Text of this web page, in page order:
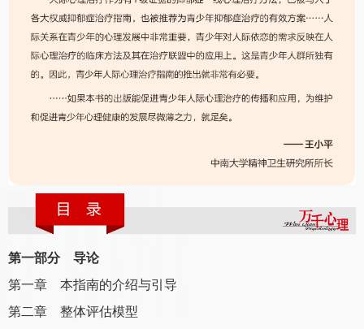
第一部分 导论
第一章 本指南的介绍与引导
第二章 整体评估模型